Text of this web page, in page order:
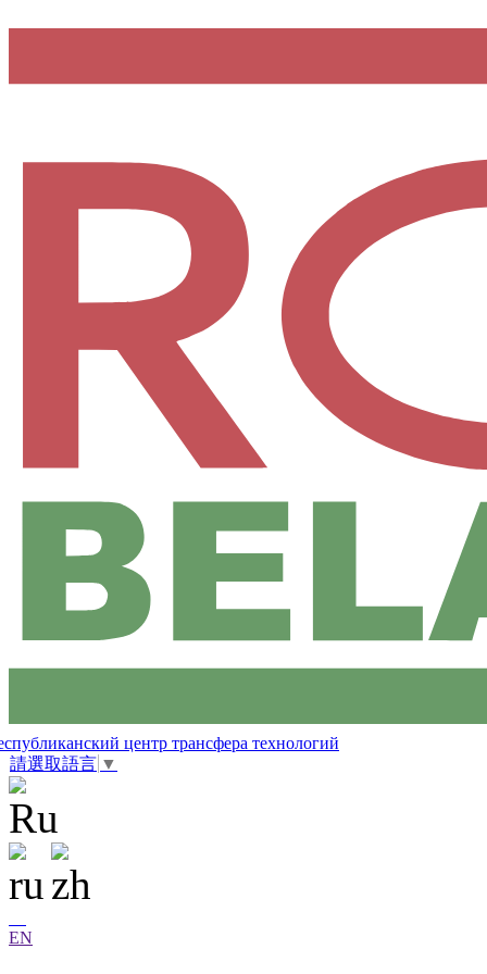
центр трансфера технологий
請選取語言 ▼
EN